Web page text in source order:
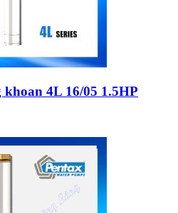
4L 16/05 1.5HP